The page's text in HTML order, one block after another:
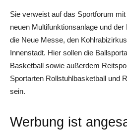
Sie verweist auf das Sportforum
neuen Multifunktionsanlage und
die Neue Messe, den
Innenstadt. Hier sollen die
Basketball sowie außerdem
Sportarten Rollstuhlbasketball und
sein.
Werbung ist